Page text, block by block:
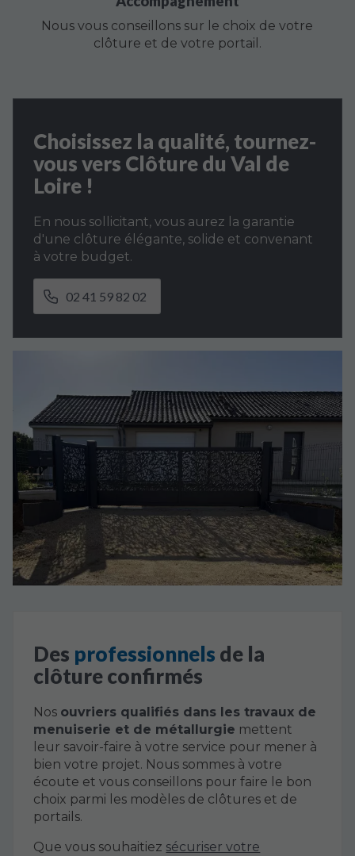
Nous vous conseillons sur le choix de votre
clôture et de votre portail.
Choisissez la qualité, tournez-
vous vers Clôture du Val de
Loire !
En nous sollicitant, vous aurez la garantie
d'une clôture élégante, solide et convenant
à votre budget.
02 41 59 82 02
Des professionnels de la
clôture confirmés
Nos ouvriers qualifiés dans les travaux de
menuiserie et de métallurgie mettent
leur savoir-faire à votre service pour mener à
bien votre projet. Nous sommes à votre
écoute et vous conseillons pour faire le bon
choix parmi les modèles de clôtures et de
portails.
Que vous souhaitiez sécuriser votre